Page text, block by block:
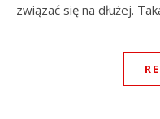
związać się na dłużej.